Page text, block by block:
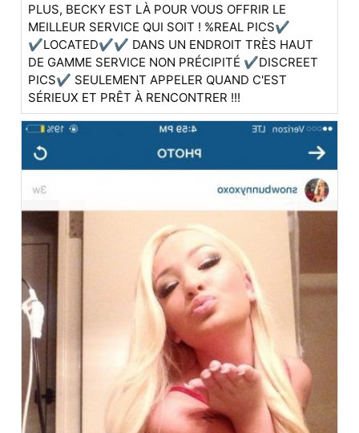
PLUS, BECKY EST LÀ POUR VOUS OFFRIR LE
MEILLEUR SERVICE QUI SOIT ! %REAL PICS✔️
✔️LOCATED✔✔ DANS UN ENDROIT TRÈS HAUT
DE GAMME SERVICE NON PRÉCIPITÉ ✔️DISCREET
PICS✔️ SEULEMENT APPELER QUAND C'EST
SÉRIEUX ET PRÊT À RENCONTRER !!!